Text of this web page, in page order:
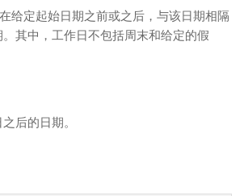
在给定起始日期之前或之后，与该日期相隔
其中，工作日不包括周末和给定的假
后的日期。